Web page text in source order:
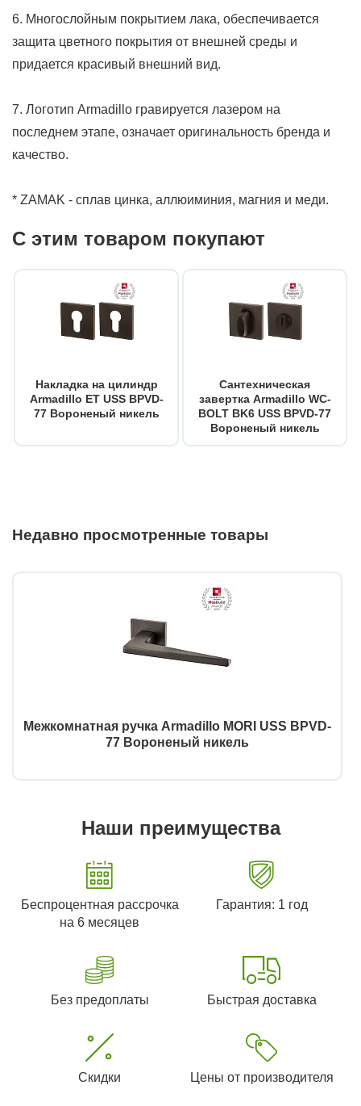
6. Многослойным покрытием лака, обеспечивается
защита цветного покрытия от внешней среды и
придается красивый внешний вид.
7. Логотип Armadillo гравируется лазером на
последнем этапе, означает оригинальность бренда и
качество.
* ZAMAK - сплав цинка, аллюиминия, магния и меди.
С этим товаром покупают
Накладка на цилиндр
Armadillo ET USS BPVD-
77 Вороненый никель
Сантехническая
завертка Armadillo WC-
BOLT BK6 USS BPVD-77
Вороненый никель
Недавно просмотренные товары
Межкомнатная ручка Armadillo MORI USS BPVD-
77 Вороненый никель
Наши преимущества
Беспроцентная рассрочка
на 6 месяцев
Гарантия: 1 год
Без предоплаты Быстрая доставка
Скидки Цены от производителя